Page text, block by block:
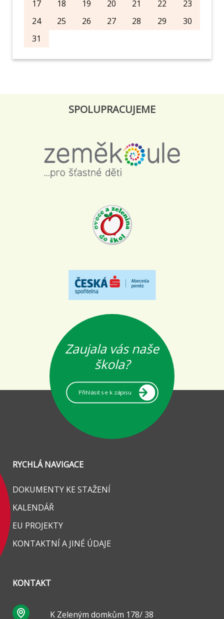
17
18 19 20 21 22
23
24
25 26 27 28 29
30
31
SPOLUPRACUJEME
RYCHLÁ NAVIGACE
DOKUMENTY KE STAŽENÍ
KALENDÁŘ
EU PROJEKTY
KONTAKTNÍ A JINÉ ÚDAJE
KONTAKT
K Zeleným domkům 178/ 38
Zaujala vás naše
škola?
Přihlásit se k zápisu